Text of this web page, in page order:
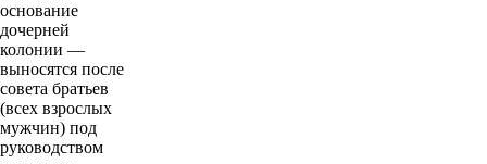
основание
дочерней
колонии —
выносятся после
совета братьев
(всех взрослых
мужчин) под
руководством